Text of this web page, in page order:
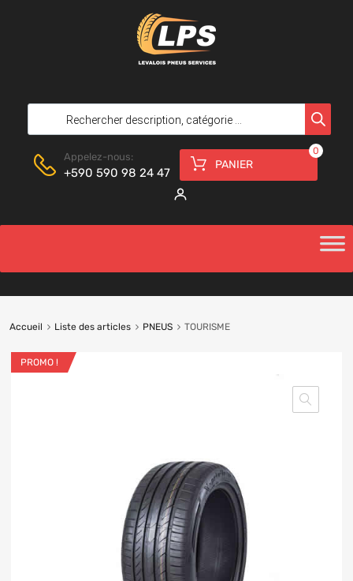
Appelez-nous:
+590 590 98 24 47
PANIER
0
Accueil Liste des articles PNEUS TOURISME
PROMO !